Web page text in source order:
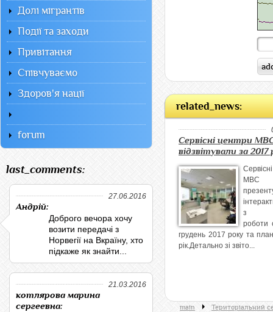
related_news:
Сервісні центри
відзвітували за 2017
МВС
з
роботи
грудень 2017 року та
рік.Детально зі звіто...
main Територіальний
Долі мігрантів
Події та заходи
Привітання
Співчуваємо
Здоров'я нації
forum
last_comments:
27.06.2016
Андрій:
Доброго вечора хочу
возити передачі з
Норвегії на Вкраїну, хто
підкаже як знайти...
21.03.2016
котлярова марина
сергеевна: